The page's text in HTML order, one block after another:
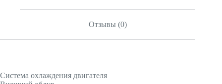
Отзывы (0)
Система охлаждения двигателя